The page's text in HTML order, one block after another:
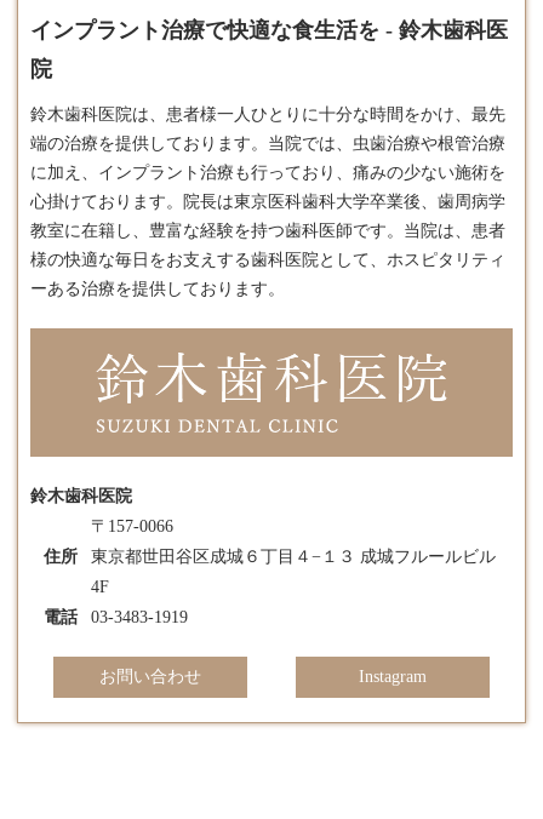
インプラント治療で快適な食生活を - 鈴木歯科医
院
鈴木歯科医院は、患者様一人ひとりに十分な時間をかけ、最先
端の治療を提供しております。​当院では、虫歯治療や根管治療
に加え、 インプラント 治療も行っており、痛みの少ない施術を
心掛けております。​院長は東京医科歯科大学卒業後、歯周病学
教室に在籍し、豊富な経験を持つ歯科医師です。​当院は、患者
様の快適な毎日をお支えする歯科医院として、ホスピタリティ
ーある治療を提供しております。
鈴木歯科医院
住所
〒157-0066
東京都世田谷区成城６丁目４−１３ 成城フルールビル
4F
電話
03-3483-1919
お問い合わせ Instagram